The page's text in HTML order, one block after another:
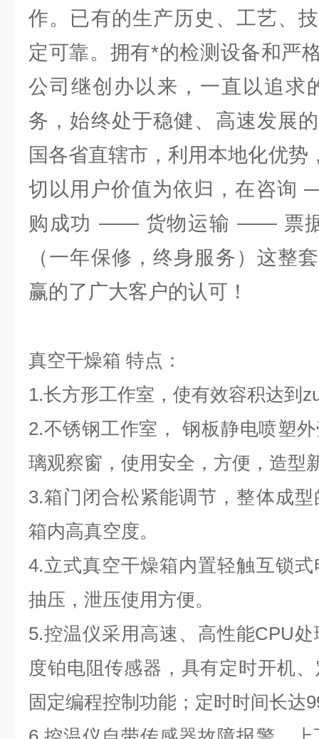
作。已有的生产历史、工艺、
定可靠。拥有*的检测设备和严
公司继创办以来，一直以追求
务，始终处于稳健、高速发展
国各省直辖市，利用本地化优势
切以用户价值为依归，在咨
购成功 —— 货物运输 —— 票
（一年保修，终身服务）这整
赢的了广大客户的认可！
真空干燥箱 特点 ：
1.长方形工作室，使有效容积达到
2.不锈钢工作室， 钢板静电喷塑
璃观察窗，使用安全，方便，造型
3.箱门闭合松紧能调节，整体成
箱内高真空度。
4.立式真空干燥箱内置轻触互锁
抽压，泄压使用方便。
5.控温仪采用高速、高性能CPU处
度铂电阻传感器，具有定时开机
固定编程控制功能；定时时间长达